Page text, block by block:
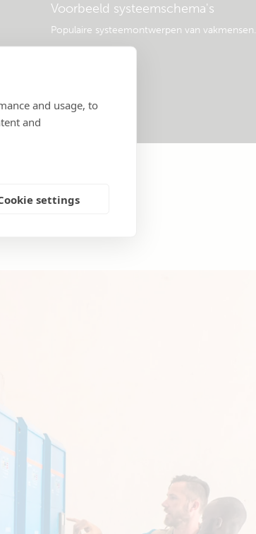
and usage, to
and
settings
Voorbeeld systeemschema's
Populaire systeemontwerpen van vakmensen.